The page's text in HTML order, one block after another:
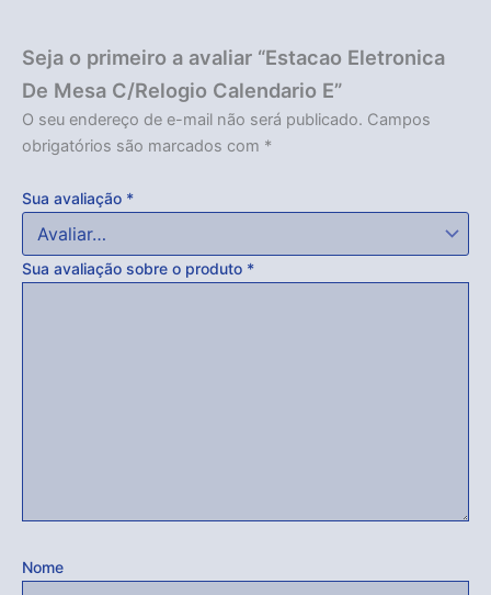
Seja o primeiro a avaliar “Estacao Eletronica
De Mesa C/Relogio Calendario E”
O seu endereço de e-mail não será publicado. Campos
obrigatórios são marcados com *
Sua avaliação *
Sua avaliação sobre o produto *
Nome